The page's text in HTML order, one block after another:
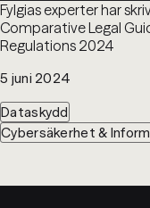
5 juni 2024
Dataskydd
Cybersäkerhet &
Fylgias experter har
Comparative Legal
Regulations 2024